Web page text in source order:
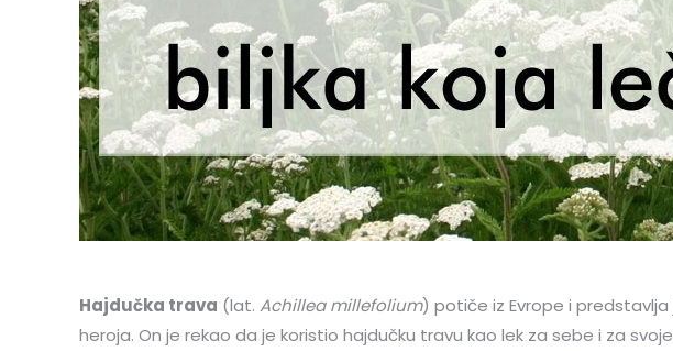
Hajdučka trava (lat. Achillea millefolium) potiče iz Evrope i predstavlja
heroja. On je rekao da je koristio hajdučku travu kao lek za sebe i za